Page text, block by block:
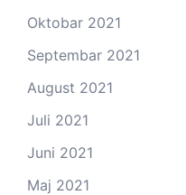
Oktobar 2021
Septembar 2021
August 2021
Juli 2021
Juni 2021
Maj 2021